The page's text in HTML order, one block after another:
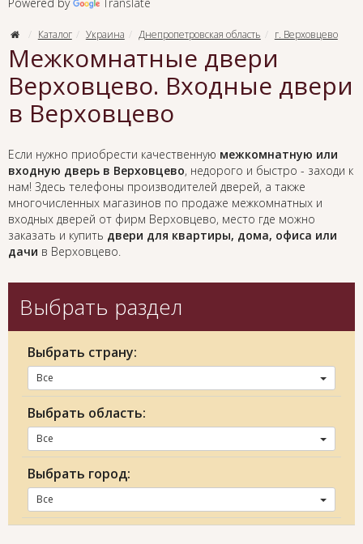
Powered by Translate
Каталог Украина Днепропетровская область г. Верховцево
Межкомнатные двери
Верховцево. Входные двери
в Верховцево
Если нужно приобрести качественную межкомнатную или
входную дверь в Верховцево, недорого и быстро - заходи к
нам! Здесь телефоны производителей дверей, а также
многочисленных магазинов по продаже межкомнатных и
входных дверей от фирм Верховцево, место где можно
заказать и купить двери для квартиры, дома, офиса или
дачи в Верховцево.
Выбрать раздел
Выбрать страну:
Все
Выбрать область:
Все
Выбрать город:
Все